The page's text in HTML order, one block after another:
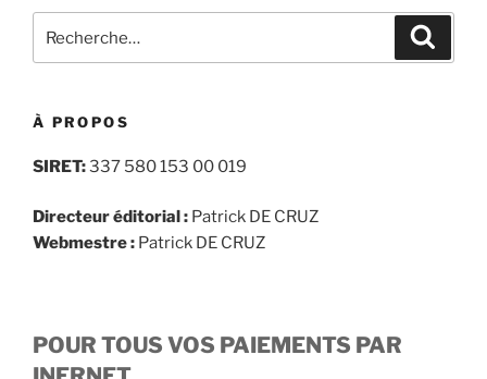
pour
À PROPOS
SIRET:337 580 153 00 019
Directeur éditorial : Patrick DE CRUZ
Webmestre : Patrick DE CRUZ
POUR TOUS VOS PAIEMENTS PAR